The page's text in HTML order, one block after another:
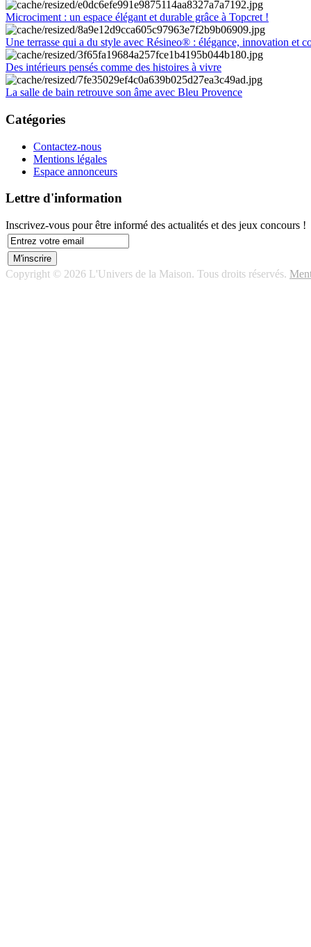
Microciment : un espace élégant et durable grâce à Topcret !
Une terrasse qui a du style avec Résineo® : élégance, innovation et
Des intérieurs pensés comme des histoires à vivre
La salle de bain retrouve son âme avec Bleu Provence
Catégories
Contactez-nous
Mentions légales
Espace annonceurs
Lettre d'information
Inscrivez-vous pour être informé des actualités et des jeux concours !
Copyright © 2026 L'Univers de la Maison. Tous droits réservés.